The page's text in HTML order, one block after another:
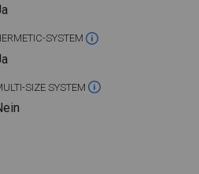
SYSTEM
SIZE SYSTEM